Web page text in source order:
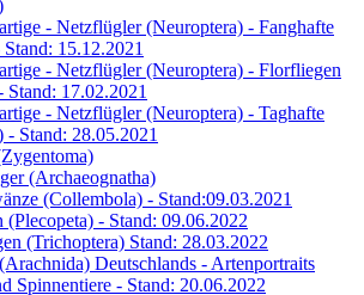
- Netzflügler (Neuroptera) - Fanghafte
15.12.2021
- Netzflügler (Neuroptera) - Florfliegen
Stand: 17.02.2021
- Netzflügler (Neuroptera) - Taghafte
- Stand: 28.05.2021
(Archaeognatha)
(Collembola) - Stand:09.03.2021
(Plecopeta) - Stand: 09.06.2022
(Trichoptera) Stand: 28.03.2022
Deutschlands - Artenportraits
Spinnentiere - Stand: 20.06.2022